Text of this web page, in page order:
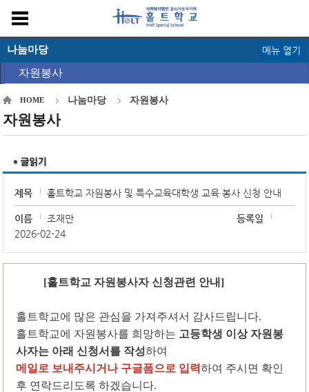
나눔마당
자원봉사
메뉴 열기
HOME 나눔마당 자원봉사
자원봉사
제목 홀트학교 자원봉사 및 특수교육대학생 교육 봉사 신청 안내
이름 조재만
등록일
2026-02-24
[홀트학교 자원봉사자 신청관련 안내]
홀트학교에 많은 관심을 가져주셔서 감사드립니다.
홀트학교에 자원봉사를 희망하는 고등학생 이상 자원봉
사자는 아래 신청서를 작성하여
메일로 보내주시거나 구글폼으로 입력하여 주시면 확인
후 연락드리도록 하겠습니다.